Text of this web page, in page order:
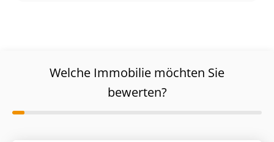
Welche Immobilie möchten Sie
bewerten?